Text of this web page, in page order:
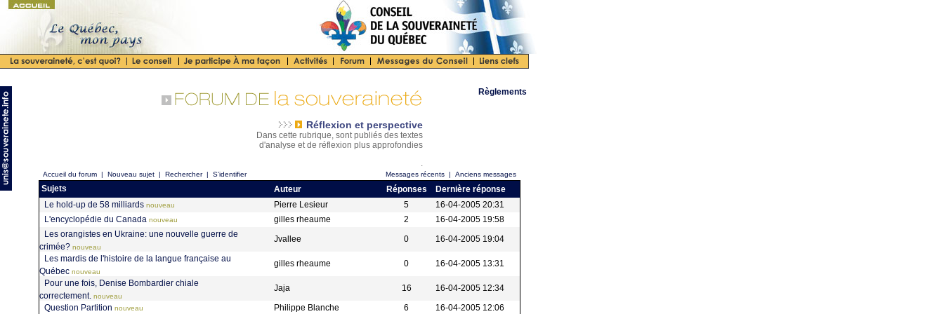
Réflexion et perspective
Dans cette rubrique, sont publiés des textes
d'analyse et de réflexion plus approfondies
.
Règlements
Accueil du forum | Nouveau sujet | Rechercher| S'identifier Messages récents | Anciens messages
Sujets Auteur Réponses
Dernière réponse
Le hold-up de 58 milliards nouveau Pierre Lesieur 5
16-04-2005 20:31
L'encyclopédie du Canada nouveau gilles rheaume 2
16-04-2005 19:58
Les orangistes en Ukraine: une nouvelle guerre de
crimée? nouveau
Jvallee 0
16-04-2005 19:04
Les mardis de l'histoire de la langue française au
Québec nouveau
gilles rheaume 0
16-04-2005 13:31
Pour une fois, Denise Bombardier chiale
correctement. nouveau
Jaja 16
16-04-2005 12:34
Question Partition nouveau Philippe Blanche 6 16-04-2005 12:06